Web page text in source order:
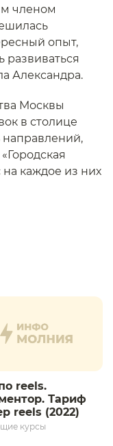
членом
опыт,
Александра.
Москвы
в столице
направлений,
на каждое из них
reels.
Тариф
reels (2022)
курсы